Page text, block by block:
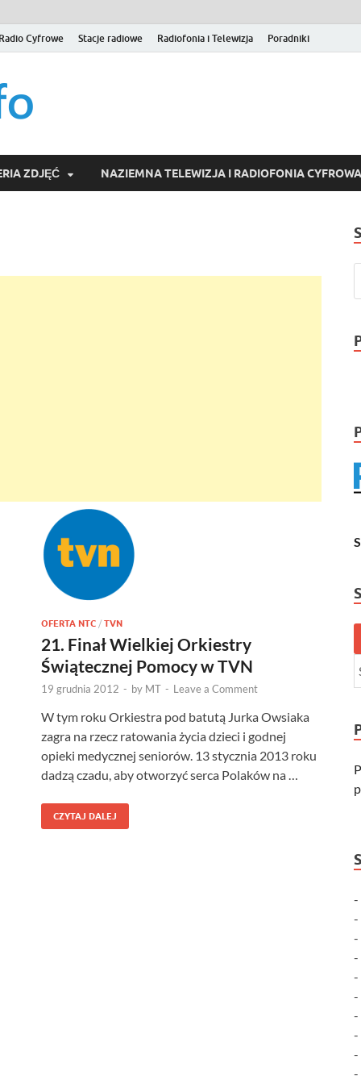
Cyfrowe Stacje radiowe Radiofonia i Telewizja Poradniki
Wideo online, VOD
ZDJĘĆ NAZIEMNA TELEWIZJA I RADIOFONIA CYFROWA
OFERTA NTC / TVN
21. Finał Wielkiej Orkiestry
Świątecznej Pomocy w TVN
19 grudnia 2012 - by MT - Leave a Comment
W tym roku Orkiestra pod batutą Jurka Owsiaka
zagra na rzecz ratowania życia dzieci i godnej
opieki medycznej seniorów. 13 stycznia 2013 roku
dadzą czadu, aby otworzyć serca Polaków na …
CZYTAJ DALEJ
-
-
-
-
-
-
-
-
-
-